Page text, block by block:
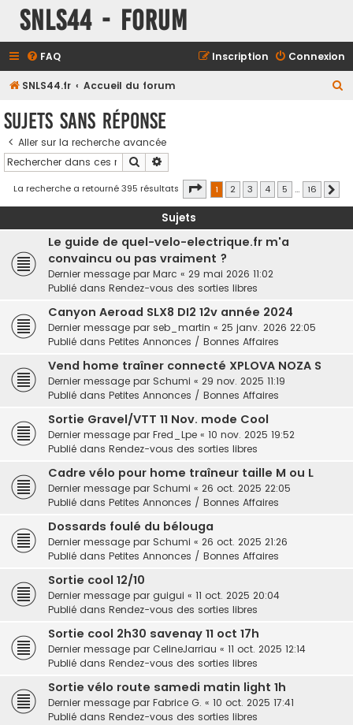
SNLS44 - Forum
FAQ Connexion
Inscription
SNLS44.fr Accueil du forum
c
h
Sujets sans réponse
Aller sur la recherche avancée
Rechercher
La recherche a retourné 395 résultats Page 1sur16
1 2 3 4 5 … 16
Sujets
Le guide de quel-velo-electrique.fr m'a
convaincu ou pas vraiment ?
Dernier message par Marc « 29 mai 2026 11:02
Publié dans Rendez-vous des sorties libres
Canyon Aeroad SLX8 DI2 12v année 2024
Dernier message par seb_martin « 25 janv. 2026 22:05
Publié dans Petites Annonces / Bonnes Affaires
Vend home traîner connecté XPLOVA NOZA S
Dernier message par Schumi « 29 nov. 2025 11:19
Publié dans Petites Annonces / Bonnes Affaires
Sortie Gravel/VTT 11 Nov. mode Cool
Dernier message par Fred_Lpe « 10 nov. 2025 19:52
Publié dans Rendez-vous des sorties libres
Cadre vélo pour home traîneur taille M ou L
Dernier message par Schumi « 26 oct. 2025 22:05
Publié dans Petites Annonces / Bonnes Affaires
Dossards foulé du bélouga
Dernier message par Schumi « 26 oct. 2025 21:26
Publié dans Petites Annonces / Bonnes Affaires
Sortie cool 12/10
Dernier message par guigui « 11 oct. 2025 20:04
Publié dans Rendez-vous des sorties libres
Sortie cool 2h30 savenay 11 oct 17h
Dernier message par CelineJarriau « 11 oct. 2025 12:14
Publié dans Rendez-vous des sorties libres
Sortie vélo route samedi matin light 1h
Dernier message par Fabrice G. « 10 oct. 2025 17:41
Publié dans Rendez-vous des sorties libres